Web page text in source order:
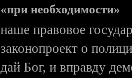
«при необходимости»
наше правовое
законопроект о
дай Бог, и вправду